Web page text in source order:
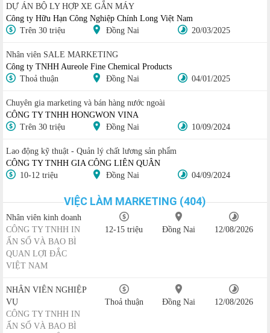
DỰ ÁN BỘ LY HỢP XE GẮN MÁY
Công ty Hữu Hạn Công Nghiệp Chính Long Việt Nam
Trên 30 triệu
Đồng Nai 20/03/2025
Nhân viên SALE MARKETING
Công ty TNHH Aureole Fine Chemical Products
Thoả thuận
Đồng Nai 04/01/2025
Chuyên gia marketing và bán hàng nước ngoài
CÔNG TY TNHH HONGWON VINA
Trên 30 triệu
Đồng Nai 10/09/2024
Lao động kỹ thuật - Quản lý chất lương sản phẩm
CÔNG TY TNHH GIA CÔNG LIÊN QUÂN
10-12 triệu
Đồng Nai 04/09/2024
VIỆC LÀM MARKETING (404)
Nhân viên kinh doanh
CÔNG TY TNHH IN
ẤN SỐ VÀ BAO BÌ
QUAN LỢI ĐẮC
VIỆT NAM
12-15 triệu Đồng Nai 12/08/2026
NHÂN VIÊN NGHIỆP
VỤ
CÔNG TY TNHH IN
ẤN SỐ VÀ BAO BÌ
Thoả thuận Đồng Nai 12/08/2026